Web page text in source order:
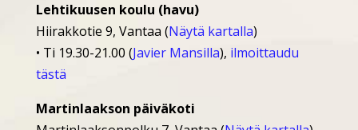
Lehtikuusen koulu (havu)
Hiirakkotie 9, Vantaa (Näytä kartalla)
• Ti 19.30-21.00 (Javier Mansilla), ilmoittaudu
tästä
Martinlaakson päiväkoti